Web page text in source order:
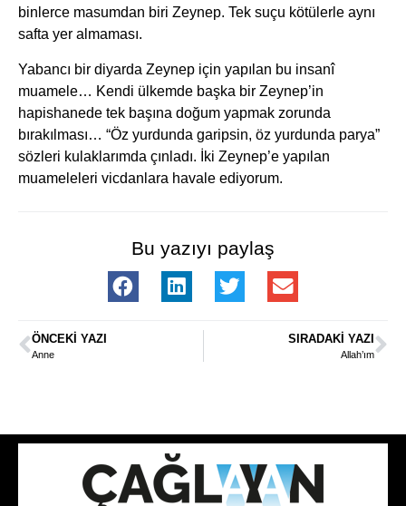
binlerce masumdan biri Zeynep. Tek suçu kötülerle aynı
safta yer almaması.
Yabancı bir diyarda Zeynep için yapılan bu insanî
muamele… Kendi ülkemde başka bir Zeynep’in
hapishanede tek başına doğum yapmak zorunda
bırakılması… “Öz yurdunda garipsin, öz yurdunda parya”
sözleri kulaklarımda çınladı. İki Zeynep’e yapılan
muameleleri vicdanlara havale ediyorum.
Bu yazıyı paylaş
ÖNCEKI YAZI
Anne
SIRADAKI YAZI
Allah’ım